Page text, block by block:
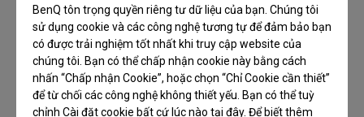
BenQ tôn trọng quyền riêng tư dữ liệu của bạn. Chúng tôi
sử dụng cookie và các công nghệ tương tự để đảm bảo bạn
có được trải nghiệm tốt nhất khi truy cập website của
chúng tôi. Bạn có thể chấp nhận cookie này bằng cách
nhấn “Chấp nhận Cookie”, hoặc chọn “Chỉ Cookie cần thiết”
để từ chối các công nghệ không thiết yếu. Bạn có thể tuỳ
chỉnh Cài đặt cookie bất cứ lúc nào tại đây. Để biết thêm
không cho phép bất cứ điều chỉnh ưu tiên nào.
2. Đã xác định gam màu Perceptual Reference
Medium (PRM) tiêu chuẩn, và kết xuất đến và kết
xuất từ PRM chuẩn trong mục đích kết xuất tri giác.
Phạm vi mạnh mẽ của PRM sẽ tương ứng với chất